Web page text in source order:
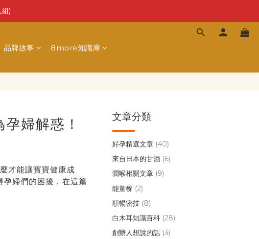
)
品牌故事 8more知識庫
婦解惑！
才能讓寶寶健康成
婦們的困擾，在這篇
文章分類
好孕精選文章 (40)
來自日本的甘酒 (6)
潤喉相關文章 (9)
能量餐 (2)
順暢密技 (8)
白木耳知識百科 (28)
創辦人想說的話 (3)